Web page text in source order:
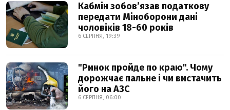
Кабмін зобовʼязав податкову
передати Міноборони дані
чоловіків 18-60 років
6 СЕРПНЯ, 19:39
"Ринок пройде по краю". Чому
дорожчає пальне і чи вистачить
його на АЗС
6 СЕРПНЯ, 06:00